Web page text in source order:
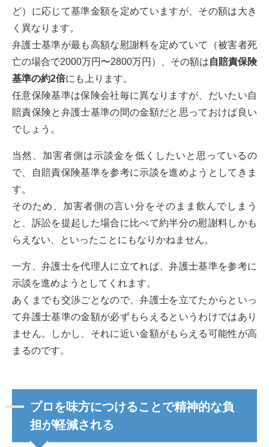
ど）に応じて基準金額を定めていますが、その額は大き
く異なります。
弁護士基準が最も高額な慰謝料を定めていて（被害者死
亡の場合で2000万円〜2800万円）、その額は自賠責保険
基準の約2倍にも上ります。
任意保険基準は保険会社毎に異なりますが、だいたい自
賠責保険と弁護士基準の間の金額だと思っておけば良い
でしょう。
当然、加害者側は示談金を低くしたいと思っているの
で、自賠責保険基準を参考に示談を進めようとしてきま
す。
そのため、加害者側の言い分をそのまま飲んでしまう
と、訴訟を提起した場合に比べて約半分の慰謝料しかも
らえない、といったことにもなりかねません。
一方、弁護士を代理人に立てれば、弁護士基準を参考に
示談を進めようとしてくれます。
あくまでも交渉ごとなので、弁護士を立てたからといっ
て弁護士基準の金額が必ずもらえるというわけではあり
ません。しかし、それに近い金額がもらえる可能性が高
まるのです。
プロを味方につけることで精神的な負
担が軽減される